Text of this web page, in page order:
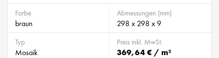
Farbe
braun
Abmessungen (mm)
298 x 298 x 9
Typ
Mosaik
Preis inkl. MwSt.
369,64 € / m²